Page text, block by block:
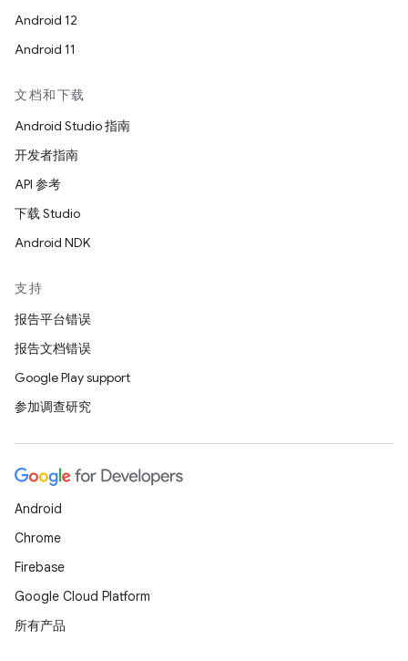
Android 12
Android 11
文档和下载
Android Studio 指南
开发者指南
API 参考
下载 Studio
Android NDK
支持
报告平台错误
报告文档错误
Google Play support
参加调查研究
Android
Chrome
Firebase
Google Cloud Platform
所有产品